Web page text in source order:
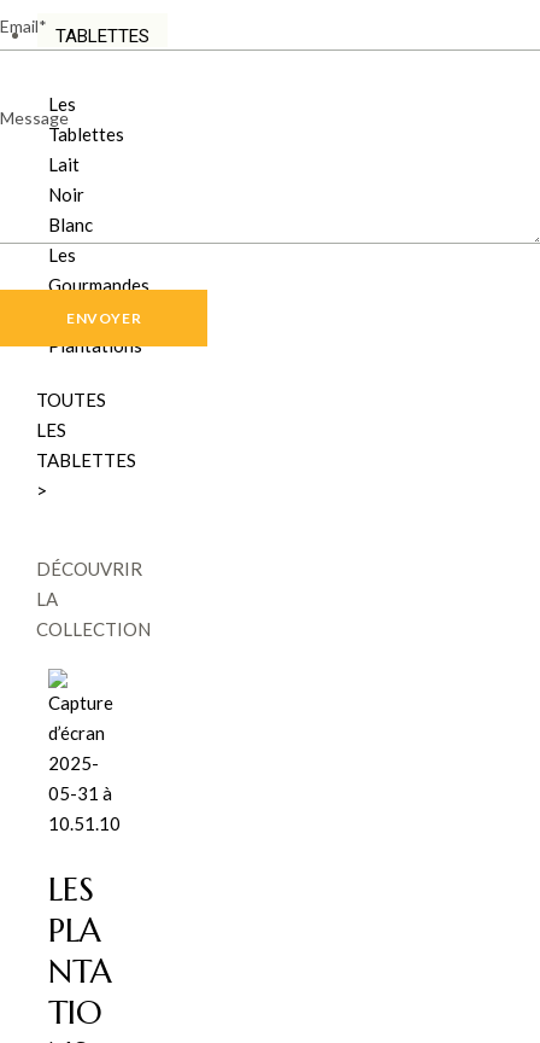
TABLETTES
Les
Tablettes
Lait
Noir
Blanc
Les
Gourmandes
Les
Plantations
TOUTES
LES
TABLETTES
>
DÉCOUVRIR
LA
COLLECTION
LES
PLA
NTA
TIO
Email
Message